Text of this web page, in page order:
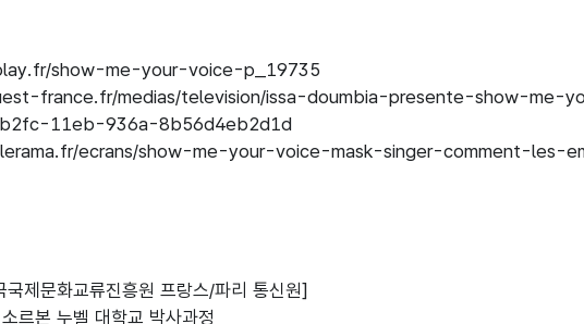
show-me-your-voice-p_19735
france.fr/medias/television/issa-doumbia-presente-show-
11eb-936a-8b56d4eb2d1d
ecrans/show-me-your-voice-mask-singer-comment-les-
국제문화교류진흥원 프랑스/파리 통신원]
르본 누벨 대학교 박사과정